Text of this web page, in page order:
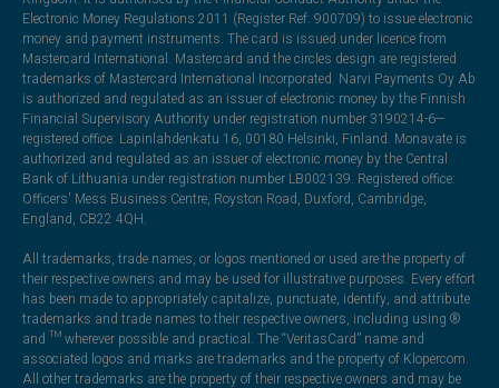
Electronic Money Regulations 2011 (Register Ref: 900709) to issue electronic
money and payment instruments. The card is issued under licence from
Mastercard International. Mastercard and the circles design are registered
trademarks of Mastercard International Incorporated. Narvi Payments Oy Ab
is authorized and regulated as an issuer of electronic money by the Finnish
Financial Supervisory Authority under registration number 3190214-6—
registered office: Lapinlahdenkatu 16, 00180 Helsinki, Finland. Monavate is
authorized and regulated as an issuer of electronic money by the Central
Bank of Lithuania under registration number LB002139. Registered office:
Officers' Mess Business Centre, Royston Road, Duxford, Cambridge,
England, CB22 4QH.
All trademarks, trade names, or logos mentioned or used are the property of
their respective owners and may be used for illustrative purposes. Every effort
has been made to appropriately capitalize, punctuate, identify, and attribute
trademarks and trade names to their respective owners, including using ®
and ™ wherever possible and practical. The “VeritasCard” name and
associated logos and marks are trademarks and the property of Klopercom.
All other trademarks are the property of their respective owners and may be